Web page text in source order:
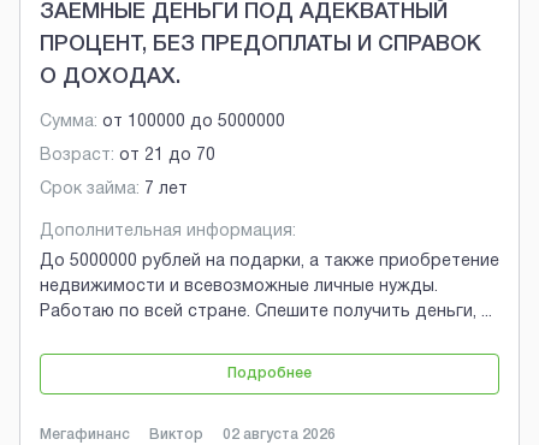
ЗАЕМНЫЕ ДЕНЬГИ ПОД АДЕКВАТНЫЙ
ПРОЦЕНТ, БЕЗ ПРЕДОПЛАТЫ И СПРАВОК
О ДОХОДАХ.
Сумма: от 100000 до 5000000
Возраст: от 21 до 70
Срок займа: 7 лет
Дополнительная информация:
До 5000000 рублей на подарки, а также приобретение
недвижимости и всевозможные личные нужды.
Работаю по всей стране. Спешите получить деньги, ...
Подробнее
Мегафинанс Виктор 02 августа 2026